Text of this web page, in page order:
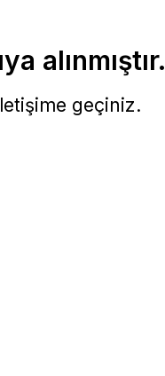
alınmıştır.
geçiniz.